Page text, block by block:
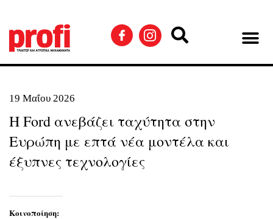
19 Μαΐου 2026
Η Ford ανεβάζει ταχύτητα στην
Ευρώπη με επτά νέα μοντέλα και
έξυπνες τεχνολογίες
Κοινοποίηση: